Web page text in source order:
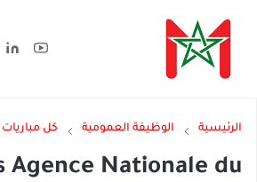
الرئيسية الوظيفة العمومية كل
Agence Nationale du